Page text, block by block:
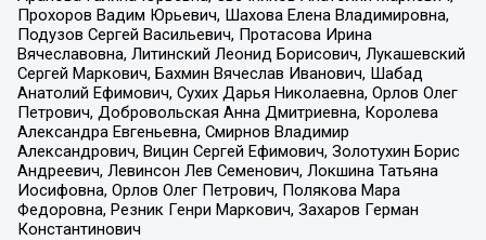
Прохоров Вадим Юрьевич, Шахова Елена Владимировна,
Подузов Сергей Васильевич, Протасова Ирина
Вячеславовна, Литинский Леонид Борисович, Лукашевский
Сергей Маркович, Бахмин Вячеслав Иванович, Шабад
Анатолий Ефимович, Сухих Дарья Николаевна, Орлов Олег
Петрович, Добровольская Анна Дмитриевна, Королева
Александра Евгеньевна, Смирнов Владимир
Александрович, Вицин Сергей Ефимович, Золотухин Борис
Андреевич, Левинсон Лев Семенович, Локшина Татьяна
Иосифовна, Орлов Олег Петрович, Полякова Мара
Федоровна, Резник Генри Маркович, Захаров Герман
Константинович